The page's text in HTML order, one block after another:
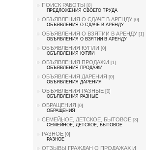
ПОИСК РАБОТЫ [0]
ПРЕДЛОЖЕНИЯ СВОЕГО ТРУДА
ОБЪЯВЛЕНИЯ О СДАЧЕ В АРЕНДУ [0]
ОБЪЯВЛЕНИЯ О СДАЧЕ В АРЕНДУ
ОБЪЯВЛЕНИЯ О ВЗЯТИИ В АРЕНДУ [1]
ОБЪЯВЛЕНИЯ О ВЗЯТИИ В АРЕНДУ
ОБЪЯВЛЕНИЯ КУПЛИ [0]
ОБЪЯВЛЕНИЯ КУПЛИ
ОБЪЯВЛЕНИЯ ПРОДАЖИ [1]
ОБЪЯВЛЕНИЯ ПРОДАЖИ
ОБЪЯВЛЕНИЯ ДАРЕНИЯ [0]
ОБЪЯВЛЕНИЯ ДАРЕНИЯ
ОБЪЯВЛЕНИЯ РАЗНЫЕ [0]
ОБЪЯВЛЕНИЯ РАЗНЫЕ
ОБРАЩЕНИЯ [0]
ОБРАЩЕНИЯ
СЕМЕЙНОЕ, ДЕТСКОЕ, БЫТОВОЕ [3]
СЕМЕЙНОЕ, ДЕТСКОЕ, БЫТОВОЕ
РАЗНОЕ [0]
РАЗНОЕ
ОТЗЫВЫ ГРАЖДАН О ПРОДАЖАХ И